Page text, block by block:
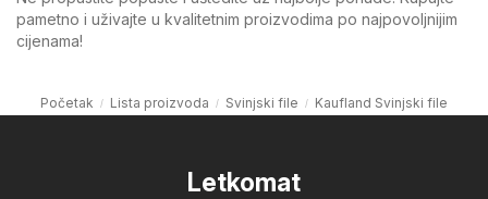
pametno i uživajte u kvalitetnim proizvodima po najpovoljnijim
cijenama!
Početak Lista proizvoda Svinjski file Kaufland Svinjski file
Letkomat